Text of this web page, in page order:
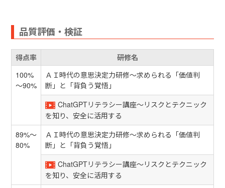
品質評価・検証
得点率
研修名
100%
～90%
ＡＩ時代の意思決定力研修～求められる「価値判
断」と「背負う覚悟」
ChatGPTリテラシー講座～リスクとテクニック
を知り、安全に活用する
89%～
80%
ＡＩ時代の意思決定力研修～求められる「価値判
断」と「背負う覚悟」
ChatGPTリテラシー講座～リスクとテクニック
を知り、安全に活用する